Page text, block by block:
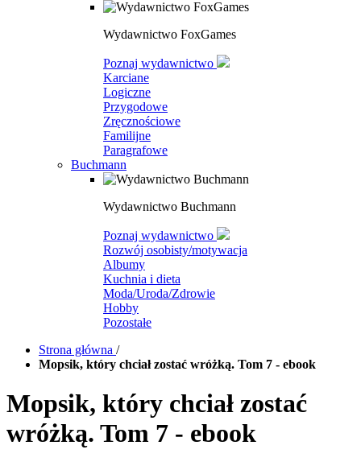
Wydawnictwo FoxGames
Poznaj wydawnictwo
Karciane
Logiczne
Przygodowe
Zręcznościowe
Familijne
Paragrafowe
Buchmann
Wydawnictwo Buchmann
Poznaj wydawnictwo
Rozwój osobisty/motywacja
Albumy
Kuchnia i dieta
Moda/Uroda/Zdrowie
Hobby
Pozostałe
Strona główna /
Mopsik, który chciał zostać wróżką. Tom 7 - ebook
Mopsik, który chciał zostać
wróżką. Tom 7 - ebook